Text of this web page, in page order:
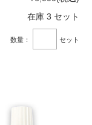
在庫 3 セット
数量： セット